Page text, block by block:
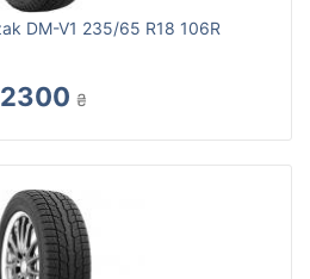
DM-V1 235/65 R18 106R
2300 ₴